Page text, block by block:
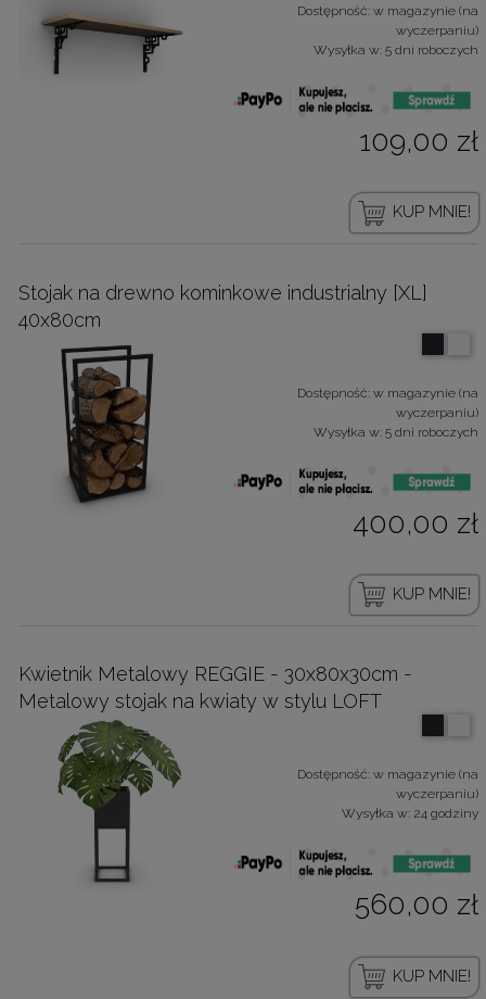
Dostępność: w magazynie (na
wyczerpaniu)
Wysyłka w: 5 dni roboczych
109,00 zł
KUP MNIE!
Stojak na drewno kominkowe industrialny [XL]
40x80cm
Dostępność: w magazynie (na
wyczerpaniu)
Wysyłka w: 5 dni roboczych
400,00 zł
KUP MNIE!
Kwietnik Metalowy REGGIE - 30x80x30cm -
Metalowy stojak na kwiaty w stylu LOFT
Dostępność: w magazynie (na
wyczerpaniu)
Wysyłka w: 24 godziny
560,00 zł
KUP MNIE!